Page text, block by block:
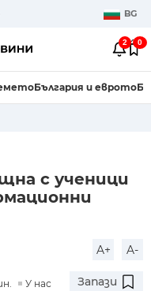
BG
2 0
България и еврото
с ученици
A+ A-
У нас Запази